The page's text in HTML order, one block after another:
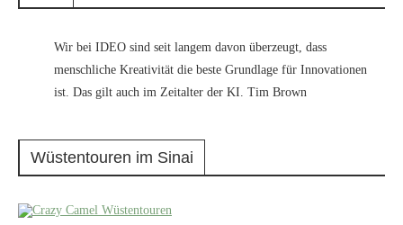
Wir bei IDEO sind seit langem davon überzeugt, dass
menschliche Kreativität die beste Grundlage für Innovationen
ist. Das gilt auch im Zeitalter der KI. Tim Brown
Wüstentouren im Sinai